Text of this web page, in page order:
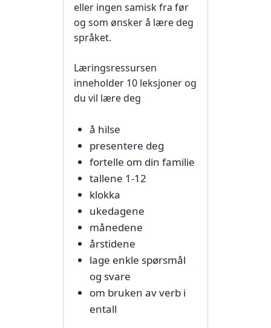
eller ingen samisk fra før
og som ønsker å lære deg
språket.
Læringsressursen
inneholder 10 leksjoner og
du vil lære deg
å hilse
presentere deg
fortelle om din familie
tallene 1-12
klokka
ukedagene
månedene
årstidene
lage enkle spørsmål
og svare
om bruken av verb i
entall